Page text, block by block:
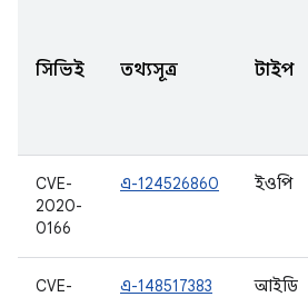
সিভিই তথ্যসূত্র টাইপ
CVE-
2020-
0166
এ-124526860 ইওপি
CVE-
এ-148517383 আইডি